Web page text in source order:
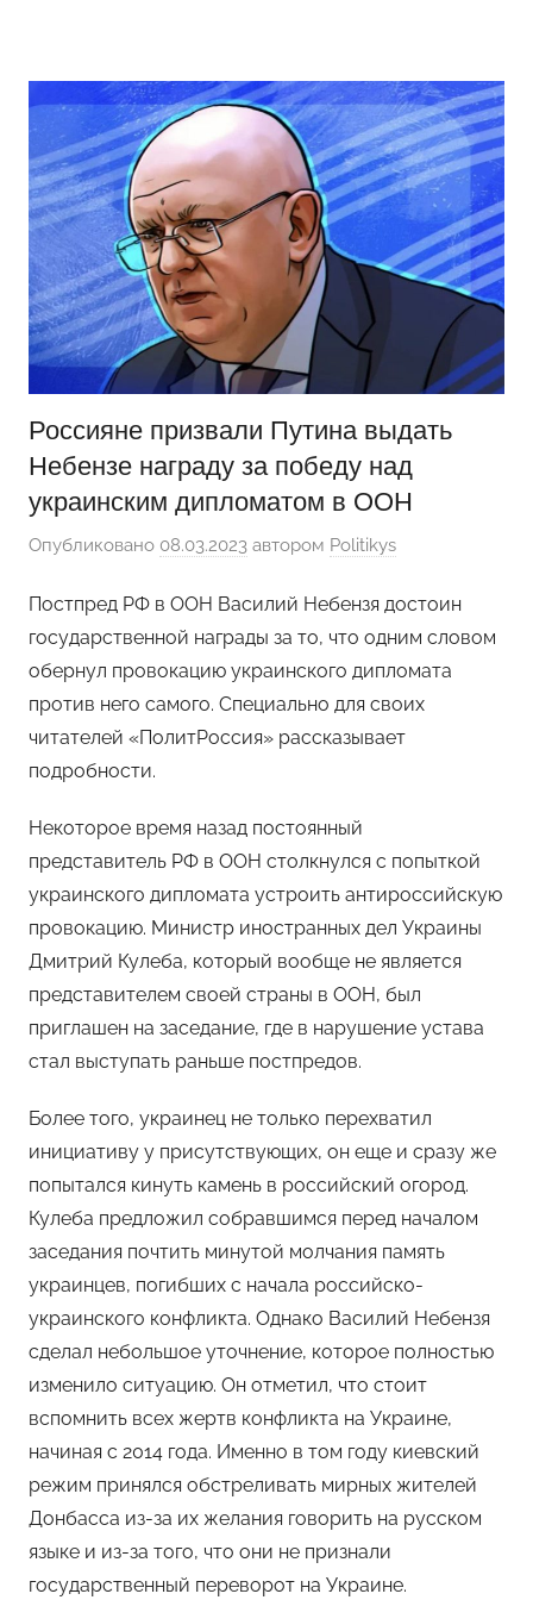
содержимому
WordPress
Россияне призвали Путина выдать
Небензе награду за победу над
украинским дипломатом в ООН
Опубликовано 08.03.2023 автором Politikys
Постпред РФ в ООН Василий Небензя достоин
государственной награды за то, что одним словом
обернул провокацию украинского дипломата
против него самого. Специально для своих
читателей «ПолитРоссия» рассказывает
подробности.
Некоторое время назад постоянный
представитель РФ в ООН столкнулся с попыткой
украинского дипломата устроить антироссийскую
провокацию. Министр иностранных дел Украины
Дмитрий Кулеба, который вообще не является
представителем своей страны в ООН, был
приглашен на заседание, где в нарушение устава
стал выступать раньше постпредов.
Более того, украинец не только перехватил
инициативу у присутствующих, он еще и сразу же
попытался кинуть камень в российский огород.
Кулеба предложил собравшимся перед началом
заседания почтить минутой молчания память
украинцев, погибших с начала российско-
украинского конфликта. Однако Василий Небензя
сделал небольшое уточнение, которое полностью
изменило ситуацию. Он отметил, что стоит
вспомнить всех жертв конфликта на Украине,
начиная с 2014 года. Именно в том году киевский
режим принялся обстреливать мирных жителей
Донбасса из-за их желания говорить на русском
языке и из-за того, что они не признали
государственный переворот на Украине.